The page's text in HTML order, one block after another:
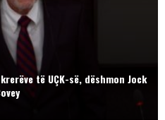
të UÇK-së, dëshmon Jock